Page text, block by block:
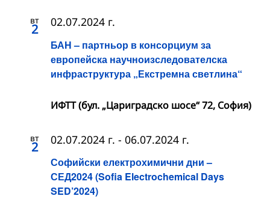
вт
2
БАН – партньор в консорциум за
европейска научноизследователска
инфраструктура „Екстремна светлина“
02.07.2024 г.
ИФТТ (бул. „Цариградско шосе“ 72, София)
вт
2
Софийски електрохимични дни –
СЕД2024 (Sofia Electrochemical Days
SED’2024)
02.07.2024 г. - 06.07.2024 г.